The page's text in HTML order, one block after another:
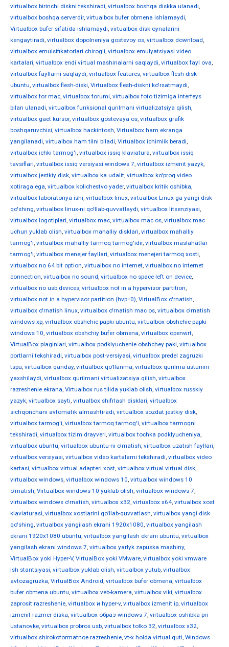
virtualbox birinchi diskni tekshiradi, virtualbox boshqa diskka ulanadi,
virtualbox boshqa serverdir, virtualbox bufer obmena ishlamaydi,
Virtualbox bufer sifatida ishlamaydi, virtualbox disk oynalarini
kengaytiradi, virtualbox dopolneniya gostevoy os, virtualbox download,
virtualbox emulsifikatorlari chirog'i, virtualbox emulyatsiyasi video
kartalari, virtualbox endi virtual mashinalarni saqlaydi, virtualbox fayl ova,
virtualbox fayllarni saqlaydi, virtualbox features, virtualbox flesh-disk
ubuntu, virtualbox flesh-diski, Virtualbox flesh-diskni ko'rsatmaydi,
virtualbox for mac, virtualbox forumi, virtualbox foto tizimiga interfeys
bilan ulanadi, virtualbox funksional qurilmani virtualizatsiya qilish,
virtualbox gaet kursor, virtualbox gostevaya os, virtualbox grafik
boshqaruvchisi, virtualbox hackintosh, Virtualbox ham ekranga
yangilanadi, virtualbox ham tilni biladi, Virtualbox ichimlik beradi,
virtualbox ichki tarmog'i, virtualbox issiq klaviatura, virtualbox issiq
tavsiflari, virtualbox issiq versiyasi windows 7, virtualbox izmenit yazyk,
virtualbox jestkiy disk, virtualbox ka udalit, virtualbox ko'proq video
xotiraga ega, virtualbox kolichestvo yader, virtualbox kritik oshibka,
virtualbox laboratoriya ishi, virtualbox linux, virtualbox Linux-ga yangi disk
qo'shing, virtualbox linux-ni qo'llab-quvvatlaydi, virtualbox litsenziyasi,
virtualbox logotiplari, virtualbox mac, virtualbox mac os, virtualbox mac
uchun yuklab olish, virtualbox mahalliy disklari, virtualbox mahalliy
tarmog'i, virtualbox mahalliy tarmoq tarmog'idir, virtualbox maslahatlar
tarmog'i, virtualbox menejer fayllari, virtualbox menejeri tarmoq xosti,
virtualbox no 64 bit option, virtualbox no internet, virtualbox no internet
connection, virtualbox no sound, virtualbox no space left on device,
virtualbox no usb devices, virtualbox not in a hypervisor partition,
virtualbox not in a hypervisor partition (hvp=0), VirtualBox o'rnatish,
virtualbox o'rnatish linux, virtualbox o'rnatish mac os, virtualbox o'rnatish
windows xp, virtualbox obshchie papki ubuntu, virtualbox obshchie papki
windows 10, virtualbox obshchiy bufer obmena, virtualbox openwrt,
VirtualBox plaginlari, virtualbox podklyuchenie obshchey paki, virtualbox
portlarni tekshiradi, virtualbox post-versiyasi, virtualbox predel zagruzki
tspu, virtualbox qanday, virtualbox qo'llanma, virtualbox qurilma ustunini
yaxshilaydi, virtualbox qurilmani virtualizatsiya qilish, virtualbox
razreshenie ekrana, Virtualbox rus tilida yuklab olish, virtualbox russkiy
yazyk, virtualbox sayti, virtualbox shifrlash disklari, virtualbox
sichqonchani avtomatik almashtiradi, virtualbox sozdat jestkiy disk,
virtualbox tarmog'i, virtualbox tarmoq tarmog'i, virtualbox tarmoqni
tekshiradi, virtualbox tizim drayveri, virtualbox tochka podklyucheniya,
virtualbox ubuntu, virtualbox ubuntu-ni o'rnatish, virtualbox uzatish fayllari,
virtualbox versiyasi, virtualbox video kartalarni tekshiradi, virtualbox video
kartasi, virtualbox virtual adapteri xost, virtualbox virtual virtual disk,
virtualbox windows, virtualbox windows 10, virtualbox windows 10
o'rnatish, Virtualbox windows 10 yuklab olish, virtualbox windows 7,
virtualbox windows o'rnatish, virtualbox x32, virtualbox x64, virtualbox xost
klaviaturasi, virtualbox xostlarini qo'llab-quvvatlash, virtualbox yangi disk
qo'shing, virtualbox yangilash ekrani 1920x1080, virtualbox yangilash
ekrani 1920x1080 ubuntu, virtualbox yangilash ekrani ubuntu, virtualbox
yangilash ekrani windows 7, virtualbox yarlyk zapuska mashiny,
VirtualBox yoki Hyper-V, VirtualBox yoki VMware, virtualbox yoki vmware
ish stantsiyasi, virtualbox yuklab olish, virtualbox yutub, virtualbox
avtozagruzka, VirtualBox Android, virtualbox bufer obmena, virtualbox
bufer obmena ubuntu, virtualbox veb-kamera, virtualbox viki, virtualbox
zaprosit razreshenie, virtualbox и hyper-v, virtualbox izmenit ip, virtualbox
izmenit razmer diska, virtualbox образ windows 7, virtualbox oshibka pri
ustanovke, virtualbox probros usb, virtualbox tolko 32, virtualbox х32,
virtualbox shirokoformatnoe razreshenie, vt-x holda virtual quti, Windows